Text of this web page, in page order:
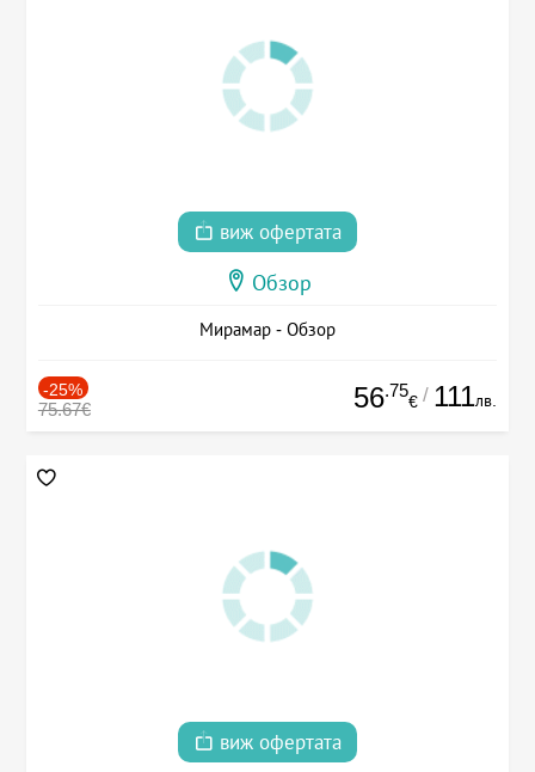
виж офертата
Обзор
Мирамар - Обзор
-25%
75.67€ 56.75
€ / 111лв.
виж офертата